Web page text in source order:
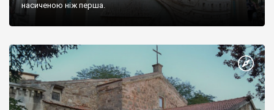
насиченою ніж перша.